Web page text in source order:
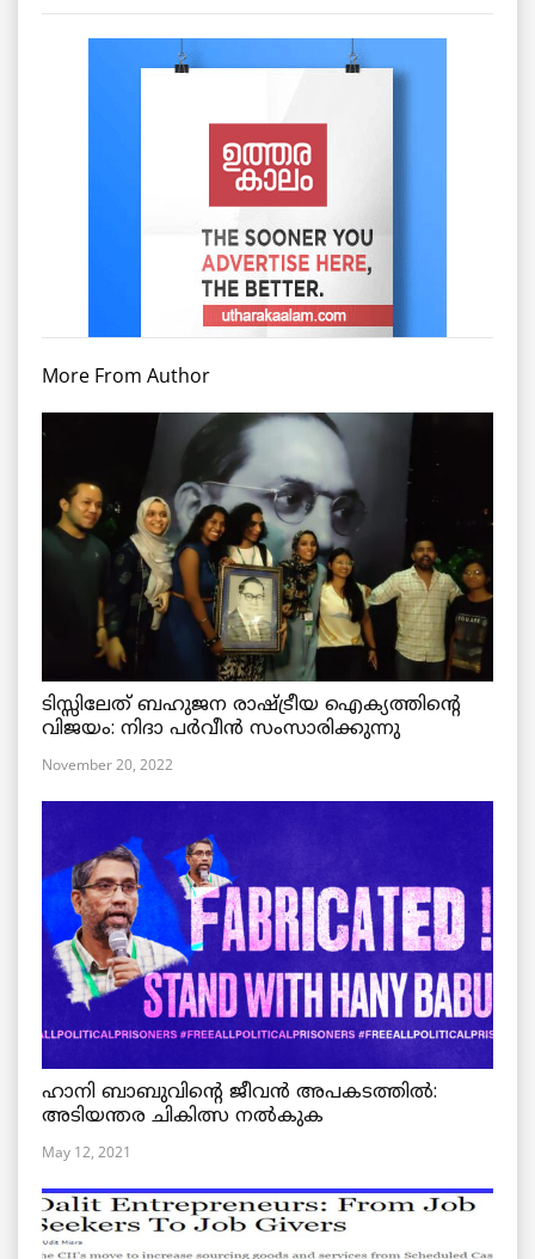
More From Author
ടിസ്സിലേത് ബഹുജന രാഷ്ട്രീയ ഐക്യത്തിന്റെ
വിജയം: നിദാ പർവീൻ സംസാരിക്കുന്നു
November 20, 2022
ഹാനി ബാബുവിന്റെ ജീവൻ അപകടത്തിൽ:
അടിയന്തര ചികിത്സ നൽകുക
May 12, 2021